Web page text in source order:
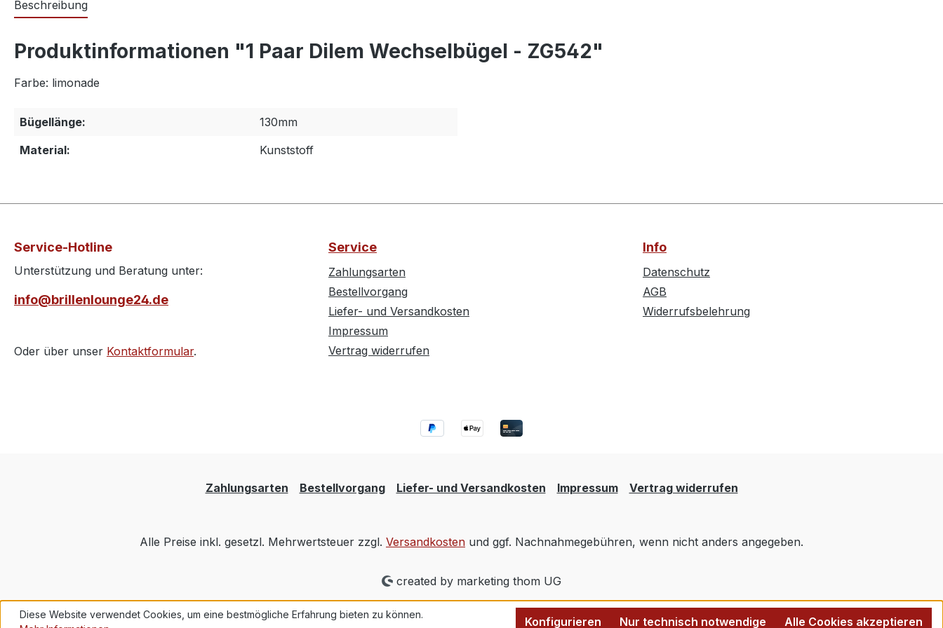
Beschreibung
Produktinformationen "1 Paar Dilem Wechselbügel - ZG542"
Farbe: limonade
Bügellänge:
130mm
Material:
Kunststoff
Service-Hotline
Unterstützung und Beratung unter:
info@brillenlounge24.de
Oder über unser Kontaktformular.
Service
Zahlungsarten
Bestellvorgang
Liefer- und Versandkosten
Impressum
Vertrag widerrufen
Info
Datenschutz
AGB
Widerrufsbelehrung
Zahlungsarten Bestellvorgang Liefer- und Versandkosten Impressum Vertrag widerrufen
Alle Preise inkl. gesetzl. Mehrwertsteuer zzgl. Versandkosten und ggf. Nachnahmegebühren, wenn nicht anders angegeben.
created by marketing thom UG
Diese Website verwendet Cookies, um eine bestmögliche Erfahrung bieten zu können.
Nur technisch notwendige
Konfigurieren Alle Cookies akzeptieren